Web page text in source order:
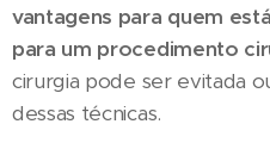
vantagens para quem
para um procedimento
cirurgia pode ser evitada
dessas técnicas.